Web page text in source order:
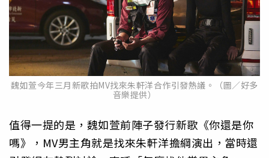
魏如萱今年三月新歌拍MV找來朱軒洋合作引發熱議。（圖／好多
音樂提供）
值得一提的是，魏如萱前陣子發行新歌《你還是你
嗎》，MV男主角就是找來朱軒洋擔綱演出，當時還